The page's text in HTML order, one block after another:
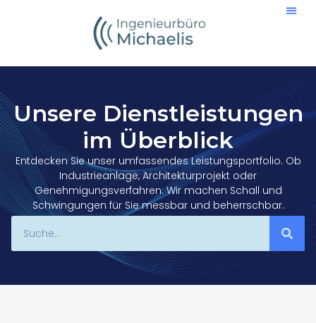
Unsere Dienstleistungen
im Überblick
Entdecken Sie unser umfassendes Leistungsportfolio. Ob
Industrieanlage, Architekturprojekt oder
Genehmigungsverfahren: Wir machen Schall und
Schwingungen für Sie messbar und beherrschbar.